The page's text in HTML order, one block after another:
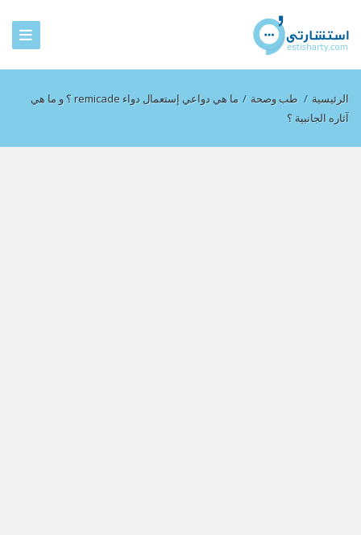
الرئيسية / طب وصحة /
ما هي دواعي إستعمال دواء remicade ؟ و ما هي
آثاره الجانبية ؟